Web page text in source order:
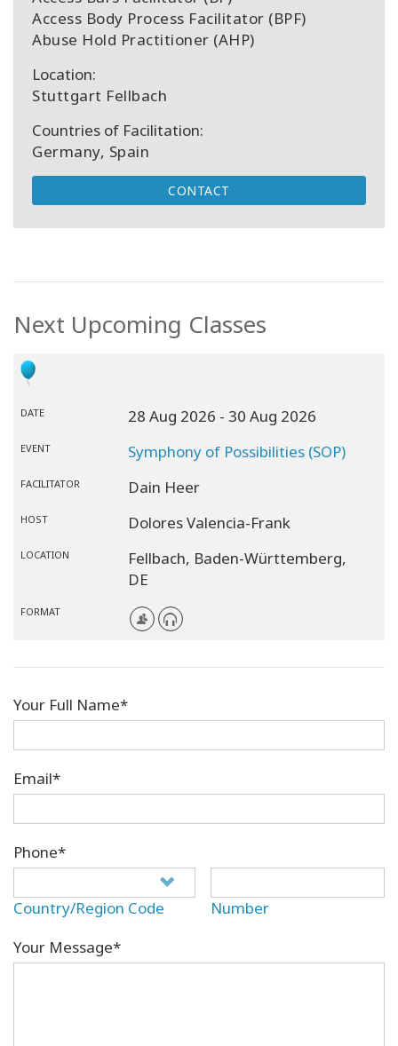
Access Body Process Facilitator (BPF)
Abuse Hold Practitioner (AHP)
Location:
Stuttgart Fellbach
Countries of Facilitation:
Germany, Spain
CONTACT
Next Upcoming Classes
DATE 28 Aug 2026 - 30 Aug 2026
EVENT Symphony of Possibilities (SOP)
FACILITATOR Dain Heer
HOST Dolores Valencia-Frank
LOCATION Fellbach, Baden-Württemberg,
DE
FORMAT
Your Full Name*
Email*
Phone*
Country/Region Code
Number
Your Message*